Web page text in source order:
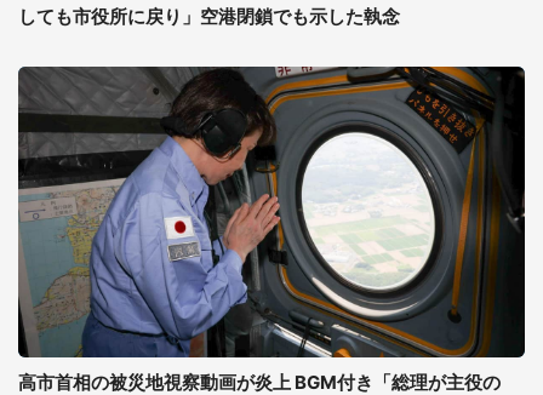
しても市役所に戻り」空港閉鎖でも示した執念
高市首相の被災地視察動画が炎上 BGM付き「総理が主役の